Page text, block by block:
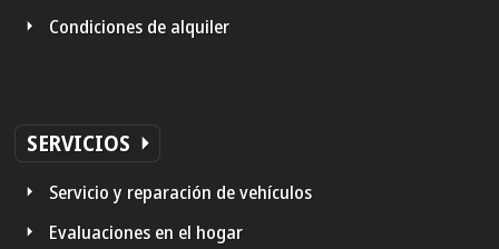
Condiciones de alquiler
SERVICIOS
Servicio y reparación de vehículos
Evaluaciones en el hogar